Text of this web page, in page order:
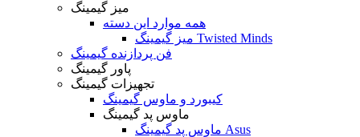
میز گیمینگ
همه موارد این دسته
میز گیمینگ Twisted Minds
فن پردازنده گیمینگ
پاور گیمینگ
تجهیزات گیمینگ
کیبورد و ماوس گیمینگ
ماوس پد گیمینگ
ماوس پد گیمینگ Asus